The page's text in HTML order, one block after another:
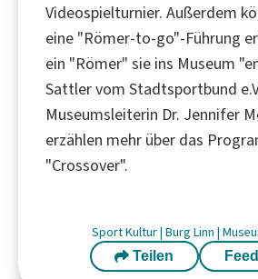
Videospielturnier. Außerdem
eine "Römer-to-go"-Führung
ein "Römer" sie ins Museum
Sattler vom Stadtsportbund
Museumsleiterin Dr. Jennifer
erzählen mehr über das
"Crossover".
SportKultur| Burg Linn |
Teilen